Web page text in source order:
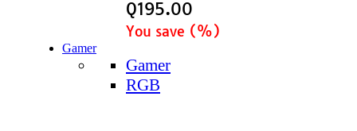
Q195.00
You save (%)
Gamer
Gamer
RGB